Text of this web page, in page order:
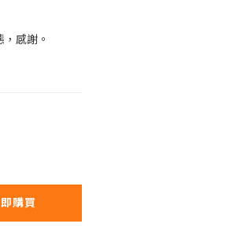
感謝。
購買